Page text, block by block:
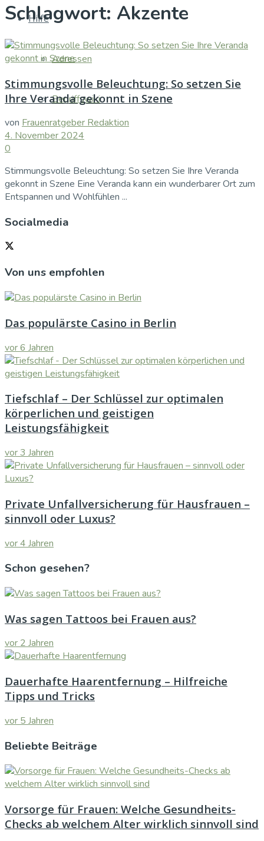
Hilfe
Adressen
Begriffswiki
Schlagwort: Akzente
Stimmungsvolle Beleuchtung: So setzen Sie
Ihre Veranda gekonnt in Szene
von Frauenratgeber Redaktion
4. November 2024
0
Stimmungsvolle Beleuchtung: So setzen Sie Ihre Veranda
gekonnt in Szene Eine Veranda kann ein wunderbarer Ort zum
Entspannen und Wohlfühlen ...
Socialmedia
Von uns empfohlen
Das populärste Casino in Berlin
vor 6 Jahren
Tiefschlaf – Der Schlüssel zur optimalen
körperlichen und geistigen
Leistungsfähigkeit
vor 3 Jahren
Private Unfallversicherung für Hausfrauen –
sinnvoll oder Luxus?
vor 4 Jahren
Schon gesehen?
Was sagen Tattoos bei Frauen aus?
vor 2 Jahren
Dauerhafte Haarentfernung – Hilfreiche
Tipps und Tricks
vor 5 Jahren
Beliebte Beiträge
Vorsorge für Frauen: Welche Gesundheits-
Checks ab welchem Alter wirklich sinnvoll sind